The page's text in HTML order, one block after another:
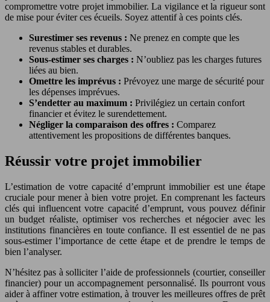
compromettre votre projet immobilier. La vigilance et la rigueur sont
de mise pour éviter ces écueils. Soyez attentif à ces points clés.
Surestimer ses revenus : Ne prenez en compte que les
revenus stables et durables.
Sous-estimer ses charges : N’oubliez pas les charges futures
liées au bien.
Omettre les imprévus : Prévoyez une marge de sécurité pour
les dépenses imprévues.
S’endetter au maximum : Privilégiez un certain confort
financier et évitez le surendettement.
Négliger la comparaison des offres : Comparez
attentivement les propositions de différentes banques.
Réussir votre projet immobilier
L’estimation de votre capacité d’emprunt immobilier est une étape
cruciale pour mener à bien votre projet. En comprenant les facteurs
clés qui influencent votre capacité d’emprunt, vous pouvez définir
un budget réaliste, optimiser vos recherches et négocier avec les
institutions financières en toute confiance. Il est essentiel de ne pas
sous-estimer l’importance de cette étape et de prendre le temps de
bien l’analyser.
N’hésitez pas à solliciter l’aide de professionnels (courtier, conseiller
financier) pour un accompagnement personnalisé. Ils pourront vous
aider à affiner votre estimation, à trouver les meilleures offres de prêt